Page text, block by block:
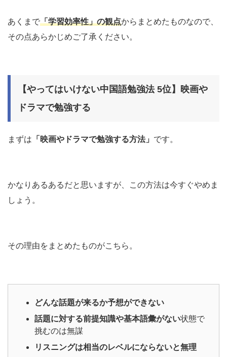
あくまで「学習効率性」の観点からまとめたものなので、
その点あらかじめご了承ください。
【やってはいけない中国語勉強法 5位】映画や
ドラマで勉強する
まずは 「映画やドラマで勉強する方法」 です。
かなりあるあるだと思いますが、この方法は今すぐやめま
しょう。
その理由をまとめたものがこちら。
どんな話題が来るか予想ができない
話題に対する前提知識や基本語彙がない状態で
挑むのは無謀
リスニングは相当のレベルにならないと無理